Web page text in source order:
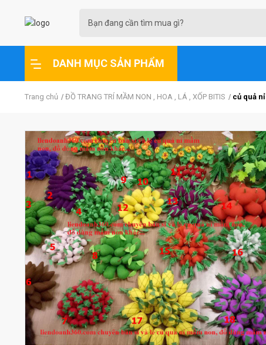
DANH MỤC SẢN PHẨM
Trang chủ ĐỒ TRANG TRÍ MẦM NON , HOA , LÁ , XỐP BITIS củ quả nỉ